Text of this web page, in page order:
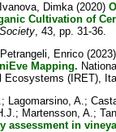
Ivanova, Dimka(2020)
Cultivation of
, 43, pp. 31-36.
Petrangeli, Enrico
Mapping.
Ecosystems (IRET),
; Lagomarsino, A.;
; Martensson, A.;
assessment in